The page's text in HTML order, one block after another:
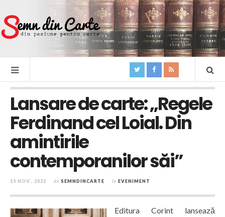
Lansare de carte: „Regele
Ferdinand cel Loial. Din
amintirile
contemporanilor săi”
15 NOV., 2022 de SEMNDINCARTE în EVENIMENT
Editura Corint lansează